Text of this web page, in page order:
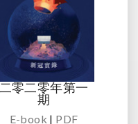
二零二零年第一
期
E-book | PDF